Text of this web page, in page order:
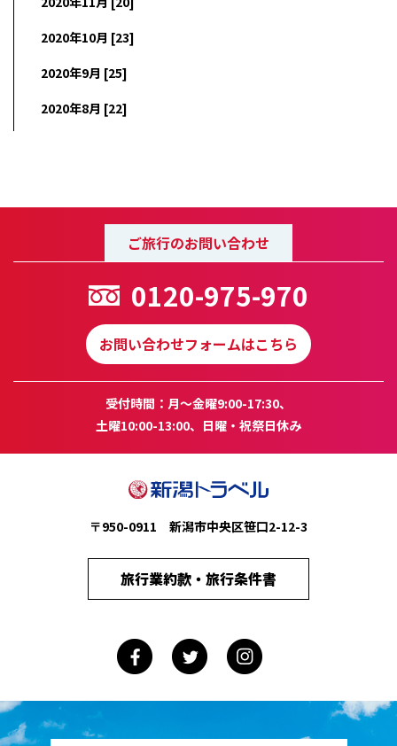
2020年10月 [23]
2020年9月 [25]
2020年8月 [22]
ご旅行のお問い合わせ
0120-975-970
お問い合わせフォームはこちら
受付時間：月～金曜9:00-17:30、
土曜10:00-13:00、日曜・祝祭日休み
〒950-0911 新潟市中央区笹口2-12-3
旅行業約款・旅行条件書